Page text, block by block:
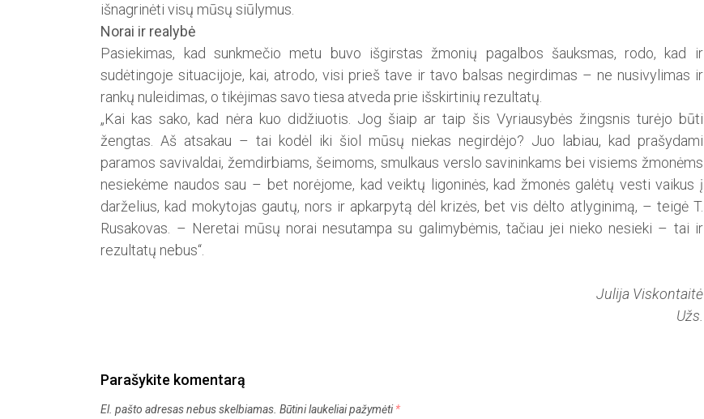
išnagrinėti visų mūsų siūlymus.
Norai ir realybė
Pasiekimas, kad sunkmečio metu buvo išgirstas žmonių pagalbos šauksmas, rodo, kad ir
sudėtingoje situacijoje, kai, atrodo, visi prieš tave ir tavo balsas negirdimas – ne nusivylimas ir
rankų nuleidimas, o tikėjimas savo tiesa atveda prie išskirtinių rezultatų.
„Kai kas sako, kad nėra kuo didžiuotis. Jog šiaip ar taip šis Vyriausybės žingsnis turėjo būti
žengtas. Aš atsakau – tai kodėl iki šiol mūsų niekas negirdėjo? Juo labiau, kad prašydami
paramos savivaldai, žemdirbiams, šeimoms, smulkaus verslo savininkams bei visiems žmonėms
nesiekėme naudos sau – bet norėjome, kad veiktų ligoninės, kad žmonės galėtų vesti vaikus į
darželius, kad mokytojas gautų, nors ir apkarpytą dėl krizės, bet vis dėlto atlyginimą, – teigė T.
Rusakovas. – Neretai mūsų norai nesutampa su galimybėmis, tačiau jei nieko nesieki – tai ir
rezultatų nebus“.
Julija Viskontaitė
Užs.
Parašykite komentarą
El. pašto adresas nebus skelbiamas. Būtini laukeliai pažymėti*